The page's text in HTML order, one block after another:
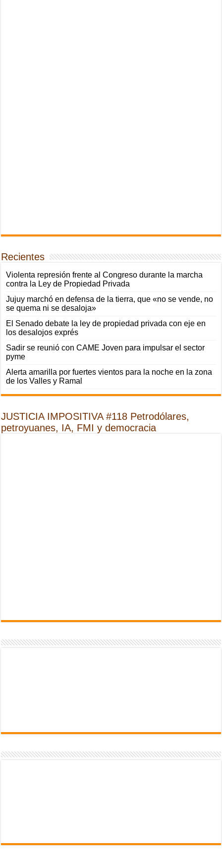
Recientes
Violenta represión frente al Congreso durante la marcha
contra la Ley de Propiedad Privada
Jujuy marchó en defensa de la tierra, que «no se vende, no
se quema ni se desaloja»
El Senado debate la ley de propiedad privada con eje en
los desalojos exprés
Sadir se reunió con CAME Joven para impulsar el sector
pyme
Alerta amarilla por fuertes vientos para la noche en la zona
de los Valles y Ramal
JUSTICIA IMPOSITIVA #118 Petrodólares,
petroyuanes, IA, FMI y democracia